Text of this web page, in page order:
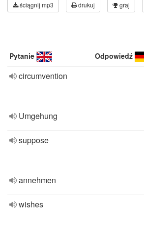
ściągnij mp3 drukuj graj
Pytanie Odpowiedź
circumvention
Umgehung
suppose
annehmen
wishes